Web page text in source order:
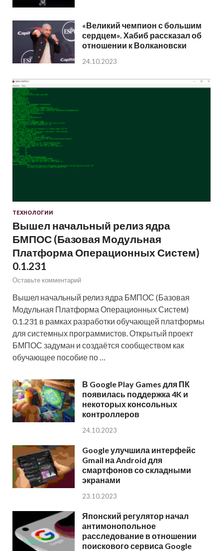
«Великий чемпион с большим
сердцем». Хабиб рассказал об
отношении к Волкановски
24.10.2023
ТЕХНОЛОГИИ
Вышел начальный релиз ядра
БМПОС (Базовая Модульная
Платформа Операционных Систем)
0.1.231
Оставьте комментарий
Вышел начальный релиз ядра БМПОС (Базовая
Модульная Платформа Операционных Систем)
0.1.231 в рамках разработки обучающей платформы
для системных программистов. Открытый проект
БМПОС задуман и создаётся сообществом как
обучающее пособие по …
В Google Play Games для ПК
появилась поддержка 4K и
некоторых консольных
контроллеров
24.10.2023
Google улучшила интерфейс
Gmail на Android для
смартфонов со складными
экранами
23.10.2023
Японский регулятор начал
антимонопольное
расследование в отношении
поискового сервиса Google